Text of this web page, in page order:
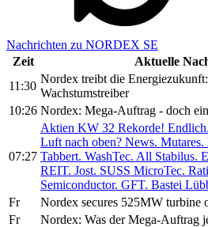
Nachrichten zu NORDEX SE
Zeit
Aktuelle
11:30
Nordex treibt die
Wachstumstreiber
10:26 Nordex: Mega-Auftrag - doch
07:27
Aktien KW 32 Rekorde!
Luft nach oben? News.
Tabbert. WashTec. All Stabilus.
REIT. Jost. SUSS MicroTec.
Semiconductor. GFT. Bastei
Fr
Nordex secures 525MW turbine
Fr
Nordex: Was der Mega-Auftrag